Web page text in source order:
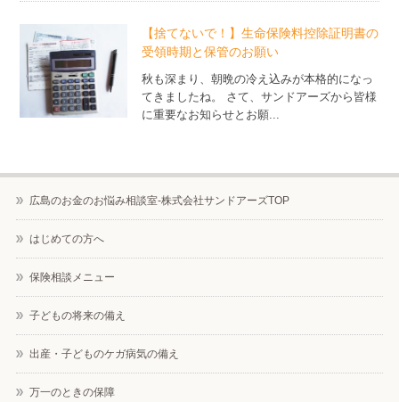
【捨てないで！】生命保険料控除証明書の
受領時期と保管のお願い
秋も深まり、朝晩の冷え込みが本格的になっ
てきましたね。 さて、サンドアーズから皆様
に重要なお知らせとお願...
広島のお金のお悩み相談室-株式会社サンドアーズTOP
はじめての方へ
保険相談メニュー
子どもの将来の備え
出産・子どものケガ病気の備え
万一のときの保障